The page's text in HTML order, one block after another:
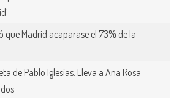
que Madrid acaparase el 73% de la
de Pablo Iglesias: Lleva a Ana Rosa